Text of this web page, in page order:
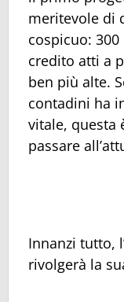
meritevole di
cospicuo:
credito atti a
ben più alte.
contadini ha
vitale, questa
passare
Innanzi tutto,
rivolgerà la